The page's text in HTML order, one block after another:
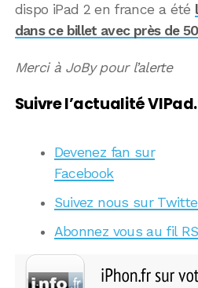
dispo iPad 2 en france a été
dans ce billet avec près de
Merci à JoBy pour l’alerte
Suivre l’actualité
Devenez fan sur
Facebook
Suivez nous sur
Abonnez vous au fil